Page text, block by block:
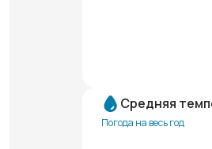
Средняя
Погода на весь год